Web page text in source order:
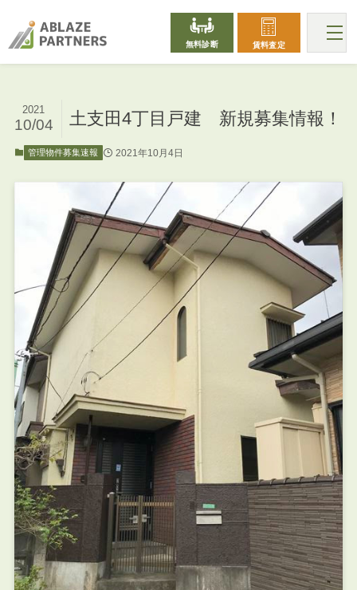
無料診断 賃料査定
土支田4丁目戸建 新規募集情報！
2021
10/04
管理物件募集速報 2021年10月4日